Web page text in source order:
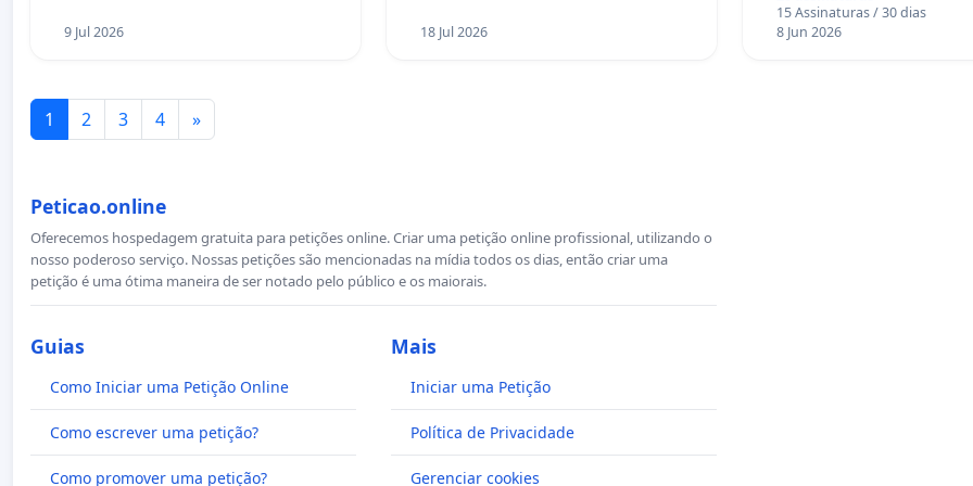
9 Jul 2026 18 Jul 2026
15 Assinaturas / 30 dias
8 Jun 2026
1 2 3 4 »
Peticao.online
Oferecemos hospedagem gratuita para petições online. Criar uma petição online profissional, utilizando o
nosso poderoso serviço. Nossas petições são mencionadas na mídia todos os dias, então criar uma
petição é uma ótima maneira de ser notado pelo público e os maiorais.
Guias
Como Iniciar uma Petição Online
Como escrever uma petição?
Como promover uma petição?
Mais
Iniciar uma Petição
Política de Privacidade
Gerenciar cookies